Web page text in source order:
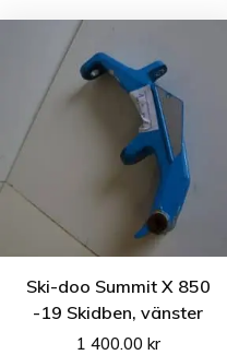
Ski-doo Summit X 850
-19 Skidben, vänster
1 400.00 kr